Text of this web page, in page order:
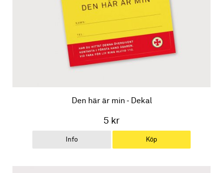
Den här är min - Dekal
5 kr
Info Köp